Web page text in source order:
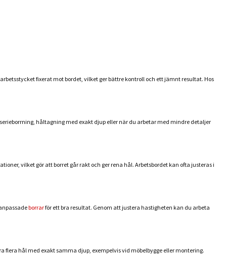
fixerat mot bordet, vilket ger bättre kontroll och ett jämnt resultat. Hos
håltagning med exakt djup eller när du arbetar med mindre detaljer
vilket gör att borret går rakt och ger rena hål. Arbetsbordet kan ofta justeras i
borrarför ett bra resultat. Genom att justera hastigheten kan du arbeta
hål med exakt samma djup, exempelvis vid möbelbygge eller montering.